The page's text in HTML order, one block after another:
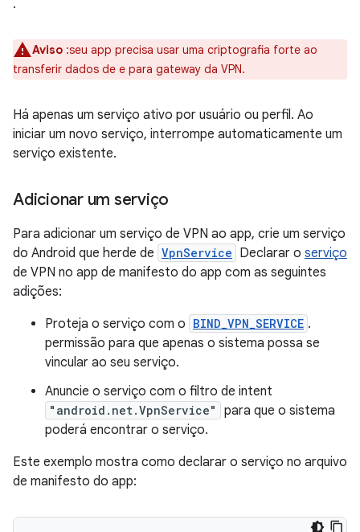
.
Aviso :seu app precisa usar uma criptografia forte ao
transferir dados de e para gateway da VPN.
Há apenas um serviço ativo por usuário ou perfil. Ao
iniciar um novo serviço, interrompe automaticamente um
serviço existente.
Adicionar um serviço
Para adicionar um serviço de VPN ao app, crie um serviço
do Android que herde de VpnService Declarar o serviço
de VPN no app de manifesto do app com as seguintes
adições:
Proteja o serviço com o BIND_VPN_SERVICE .
permissão para que apenas o sistema possa se
vincular ao seu serviço.
Anuncie o serviço com o filtro de intent
"android.net.VpnService"
para que o sistema
poderá encontrar o serviço.
Este exemplo mostra como declarar o serviço no arquivo
de manifesto do app: